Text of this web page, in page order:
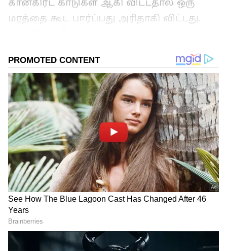
கான்கிரீட் காடுகள் ஆகி விட்டதால் ஒரு
மரத்தை கூட பார்ப்பது அரிதாகி விட்டது.
இடம் இல்லை. ஆகவே நமக்கு பயன் தரும்
சில செடிகளை வீட்டின் சிறிய இடத்தில் கூட
வளர்க்க முடியும். இது குறித்து விரிவாக
பார்ப்போம்.
ஏசியாநெட் தமிழ்-ஐ உங்கள் முதன்மைத்
தேர்வாக்குங்கள்